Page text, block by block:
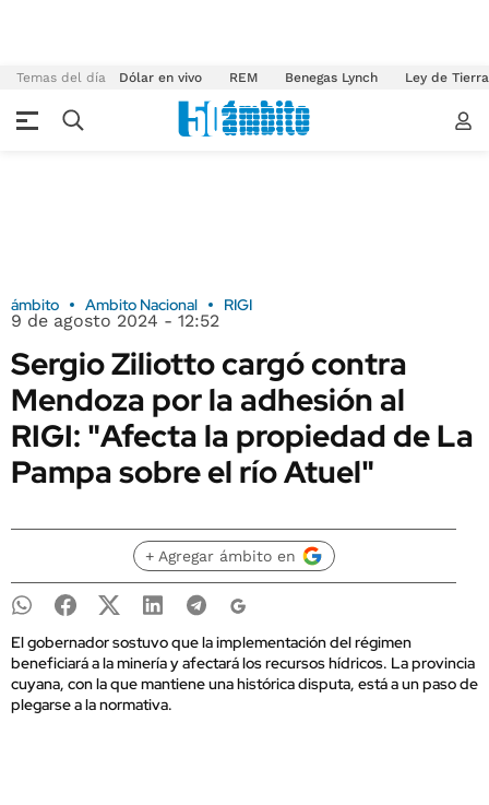
Temas del día Dólar en vivo REM Benegas Lynch Ley de
ámbito Ambito Nacional RIGI
9 de agosto 2024 - 12:52
Sergio Ziliotto cargó contra
Mendoza por la adhesión al
RIGI: "Afecta la propiedad de La
Pampa sobre el río Atuel"
+ Agregar ámbito en
El gobernador sostuvo que la implementación del régimen
beneficiará a la minería y afectará los recursos hídricos. La provincia
cuyana, con la que mantiene una histórica disputa, está a un paso de
plegarse a la normativa.